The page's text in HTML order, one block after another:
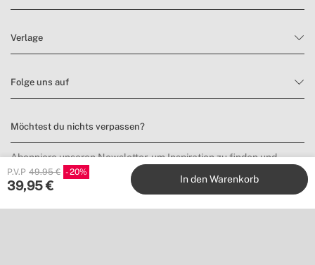
39,95€
P.V.P 49.95 € 20
In den Warenkorb
Verlage
Folge uns auf
Möchtest du nichts verpassen?
Abonniere unseren Newsletter, um Inspiration zu finden und
Neuheiten sowie Angebote zu entdecken.